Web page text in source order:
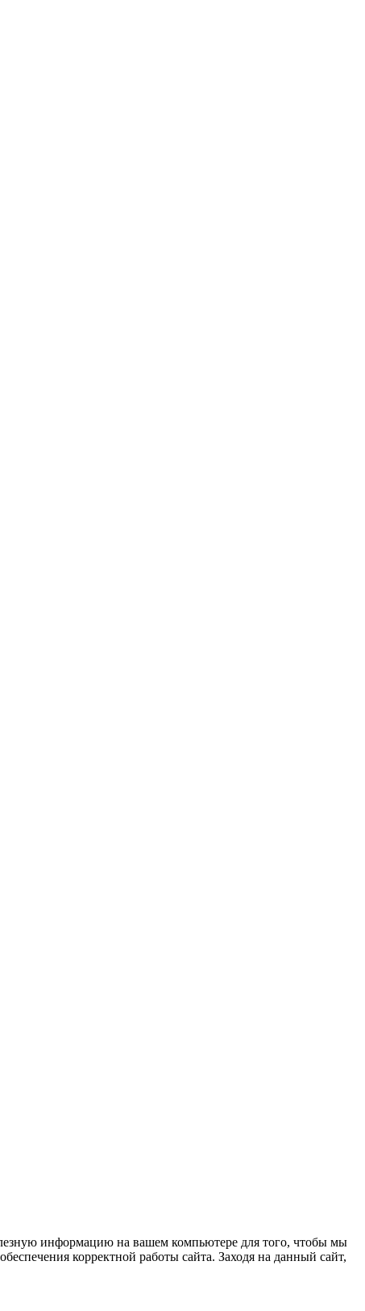
информацию на вашем компьютере для того, чтобы мы
корректной работы сайта. Заходя на данный сайт,